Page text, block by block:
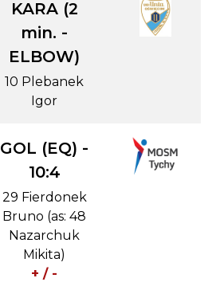
KARA (2
min. -
ELBOW)
10 Plebanek
Igor
GOL (EQ) -
10:4
29 Fierdonek
Bruno (as: 48
Nazarchuk
Mikita)
+ / -